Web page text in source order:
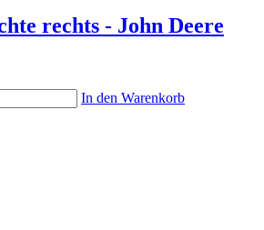
rechts - John Deere
In den Warenkorb